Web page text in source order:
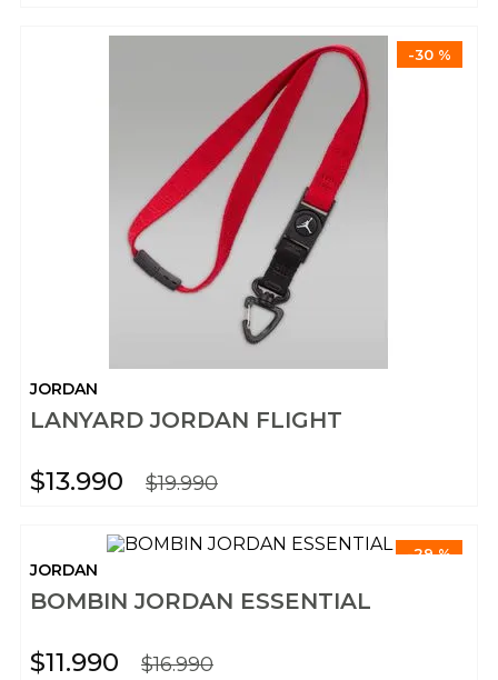
-30 %
JORDAN
LANYARD JORDAN FLIGHT
$13.990 $19.990
-29 %
JORDAN
BOMBIN JORDAN ESSENTIAL
$11.990 $16.990